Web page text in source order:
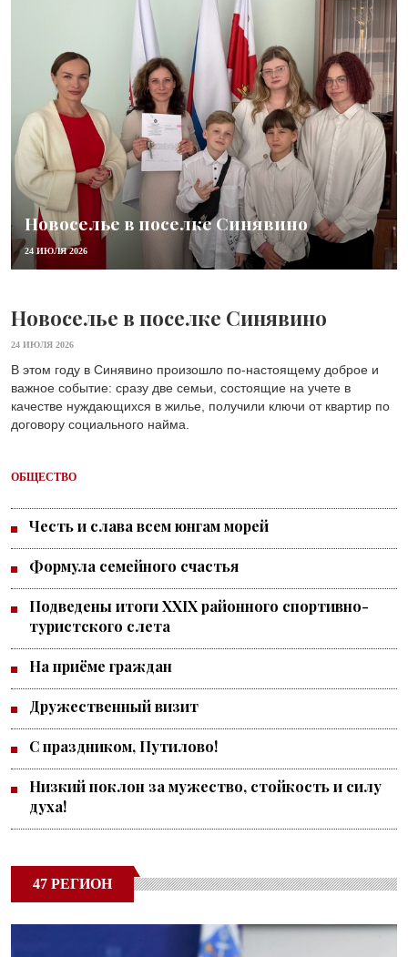
Новоселье в поселке Синявино
24 ИЮЛЯ 2026
Новоселье в поселке Синявино
24 ИЮЛЯ 2026
В этом году в Синявино произошло по-настоящему доброе и
важное событие: сразу две семьи, состоящие на учете в
качестве нуждающихся в жилье, получили ключи от квартир по
договору социального найма.
ОБЩЕСТВО
Честь и слава всем юнгам морей
Формула семейного счастья
Подведены итоги XXIX районного спортивно-
туристского слета
На приёме граждан
Дружественный визит
С праздником, Путилово!
Низкий поклон за мужество, стойкость и силу
духа!
47 РЕГИОН